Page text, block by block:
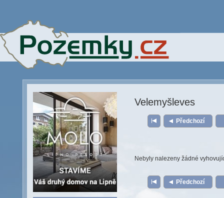
Velemyšleves
Předchozí
Nebyly nalezeny žádné
Předchozí